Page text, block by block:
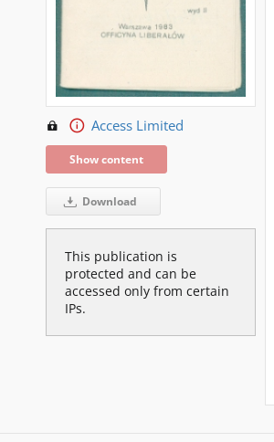
Access Limited
Show content
Download
This publication is
protected and can be
accessed only from certain
IPs.